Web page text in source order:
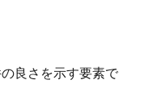
良さを示す要素で